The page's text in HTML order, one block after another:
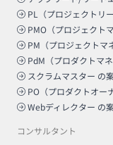
PL（プロジェクトリー
PMO（プロジェクト
PM（プロジェクトマ
PdM（プロダクトマネ
スクラムマスター の
PO（プロダクトオー
Webディレクター の
コンサルタント